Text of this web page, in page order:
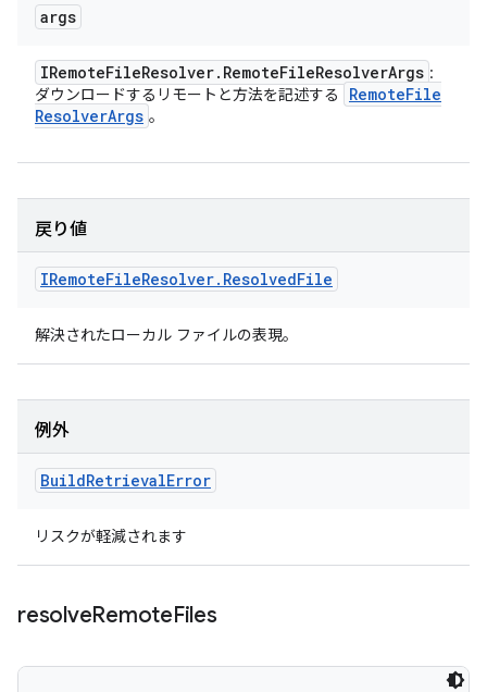
args
IRemoteFileResolver. RemoteFileResolverArgs :
ダウンロードするリモートと方法を記述する
RemoteFile
ResolverArgs 。
戻り値
IRemoteFileResolver. ResolvedFile
解決されたローカル ファイルの表現。
例外
BuildRetrievalError
リスクが軽減されます
resolveRemoteFiles